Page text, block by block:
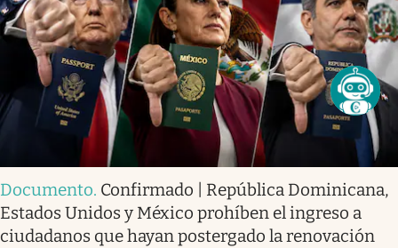
Documento. Confirmado | República Dominicana,
Estados Unidos y México prohíben el ingreso a
ciudadanos que hayan postergado la renovación